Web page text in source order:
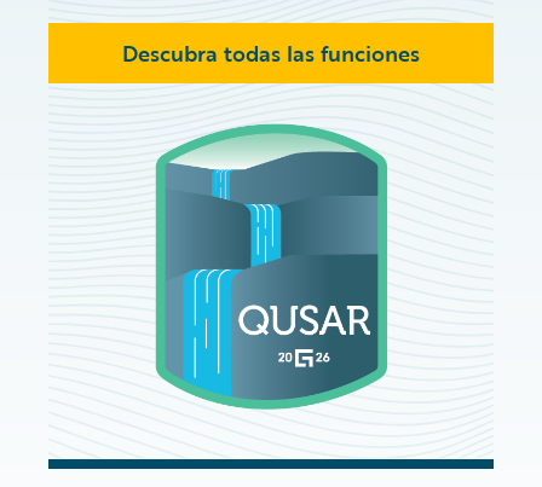
Descubra todas las funciones